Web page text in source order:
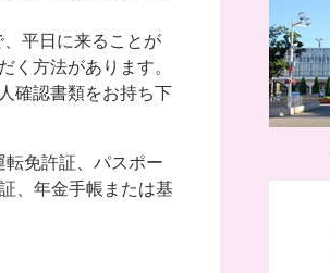
平日に来ることが
く方法があります。
確認書類をお持ち下
免許証、パスポー
、年金手帳または基